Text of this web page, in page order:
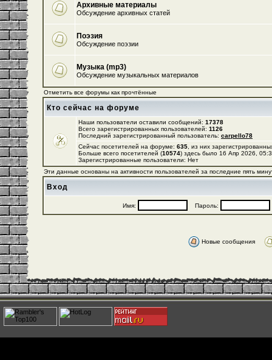
Архивные материалы
Обсуждение архивных статей
Поэзия
Обсуждение поэзии
Музыка (mp3)
Обсуждение музыкальных материалов
Отметить все форумы как прочтённые
Кто сейчас на форуме
Наши пользователи оставили сообщений: 17378
Всего зарегистрированных пользователей: 1126
Последний зарегистрированный пользователь: carpello78
Сейчас посетителей на форуме: 635 , из них
Больше всего посетителей (10574) здесь было 16 Апр 2026,
Зарегистрированные пользователи: Нет
Эти данные основаны на активности пользователей за последние пять
Вход
Имя: Пароль:
Новые сообщения